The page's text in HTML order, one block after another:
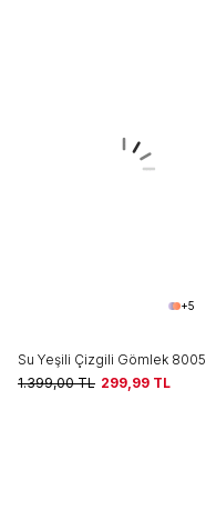
+5
Su Yeşili Çizgili Gömlek 8005
1.399,00TL 299,99 TL